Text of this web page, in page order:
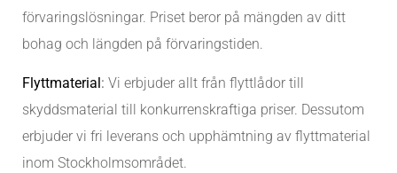
förvaringslösningar. Priset beror på mängden av ditt
bohag och längden på förvaringstiden.
Flyttmaterial: Vi erbjuder allt från flyttlådor till
skyddsmaterial till konkurrenskraftiga priser. Dessutom
erbjuder vi fri leverans och upphämtning av flyttmaterial
inom Stockholmsområdet.